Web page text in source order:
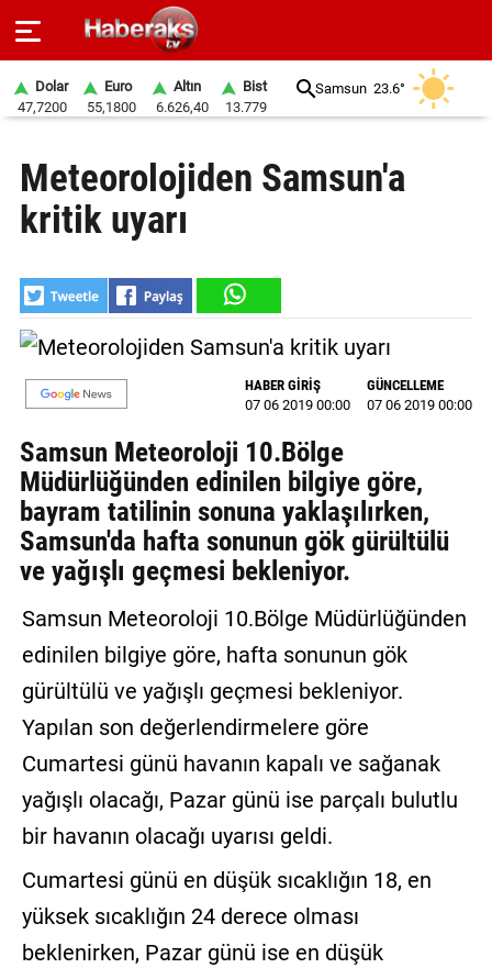
SPOR
YAŞAM
EKONOMİ
BELEDİYELER
SAĞLIK
EĞİTİM
GALERİ
VİDEO
YAZARLAR
BİZE
ULAŞIN
Künye
İletişim
Gizlilik
Kullanıcı
Sözleşmesi
Dolar
47,7200
Euro
55,1800
Altın
6.626,40
Bist
13.779
Samsun 23.6°
Meteorolojiden Samsun'a
kritik uyarı
HABER GİRİŞ
07 06 2019 00:00
GÜNCELLEME
07 06 2019 00:00
Samsun Meteoroloji 10.Bölge
Müdürlüğünden edinilen bilgiye göre,
bayram tatilinin sonuna yaklaşılırken,
Samsun'da hafta sonunun gök gürültülü
ve yağışlı geçmesi bekleniyor.
Samsun Meteoroloji 10.Bölge Müdürlüğünden
edinilen bilgiye göre, hafta sonunun gök
gürültülü ve yağışlı geçmesi bekleniyor.
Yapılan son değerlendirmelere göre
Cumartesi günü havanın kapalı ve sağanak
yağışlı olacağı, Pazar günü ise parçalı bulutlu
bir havanın olacağı uyarısı geldi.
Cumartesi günü en düşük sıcaklığın 18, en
yüksek sıcaklığın 24 derece olması
beklenirken, Pazar günü ise en düşük